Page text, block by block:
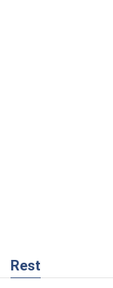
Rest